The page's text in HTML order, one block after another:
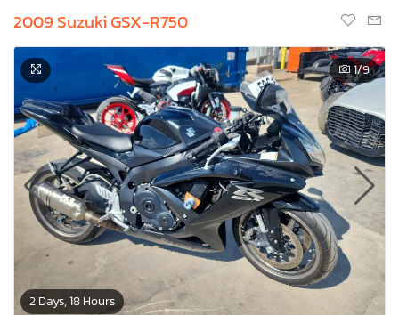
2009 Suzuki GSX-R750
2 Days, 18 Hours
1/9